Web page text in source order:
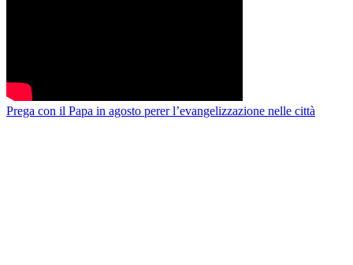
Prega con il Papa in agosto perer l’evangelizzazione nelle città